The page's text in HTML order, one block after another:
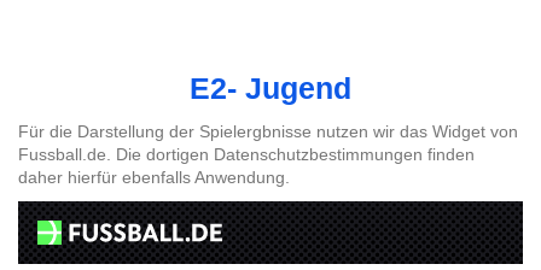
E2- Jugend
Für die Darstellung der Spielergbnisse nutzen wir das Widget von
Fussball.de. Die dortigen Datenschutzbestimmungen finden
daher hierfür ebenfalls Anwendung.